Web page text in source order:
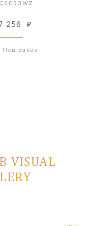
256 ₽
Под заказ
VISUAL